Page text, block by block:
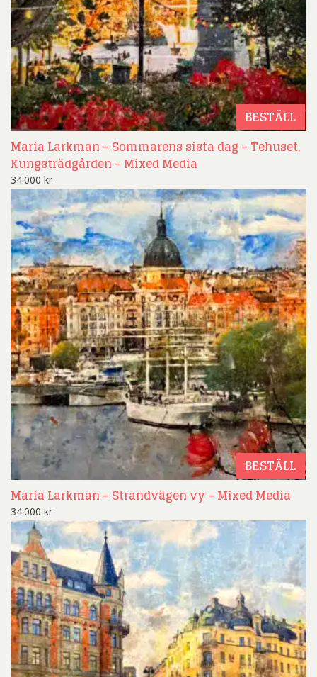
BESTÄLL
Maria Larkman – Sommarens sista dag – Tehuset,
Kungsträdgården – Mixed Media
34.000 kr
BESTÄLL
Maria Larkman – Strandvägen vy – Mixed Media
34.000 kr